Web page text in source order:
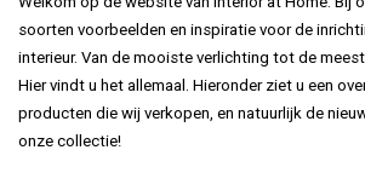
soorten voorbeelden en inspiratie voor de
interieur. Van de mooiste verlichting tot de
Hier vindt u het allemaal. Hieronder ziet u een
producten die wij verkopen, en natuurlijk de
onze collectie!